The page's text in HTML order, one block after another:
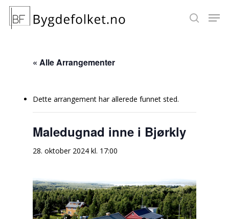
Hit enter to search or ESC to close
« Alle Arrangementer
Dette arrangement har allerede funnet sted.
Maledugnad inne i Bjørkly
28. oktober 2024 kl. 17:00